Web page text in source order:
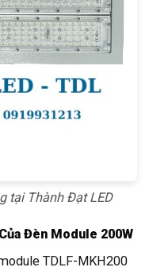
tại Thành Đạt LED
Đèn Module 200W
TDLF-MKH200